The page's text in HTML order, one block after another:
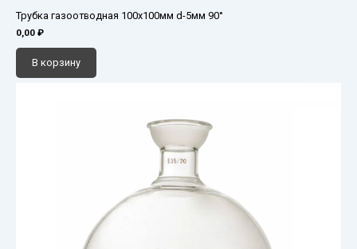
Трубка газоотводная 100х100мм d-5мм 90°
0,00 ₽
В корзину